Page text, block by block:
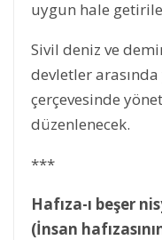
uygun hale
Sivil deniz ve
devletler
çerçevesinde
düzenlenecek.
***
Hafıza-ı beşer
(İnsan